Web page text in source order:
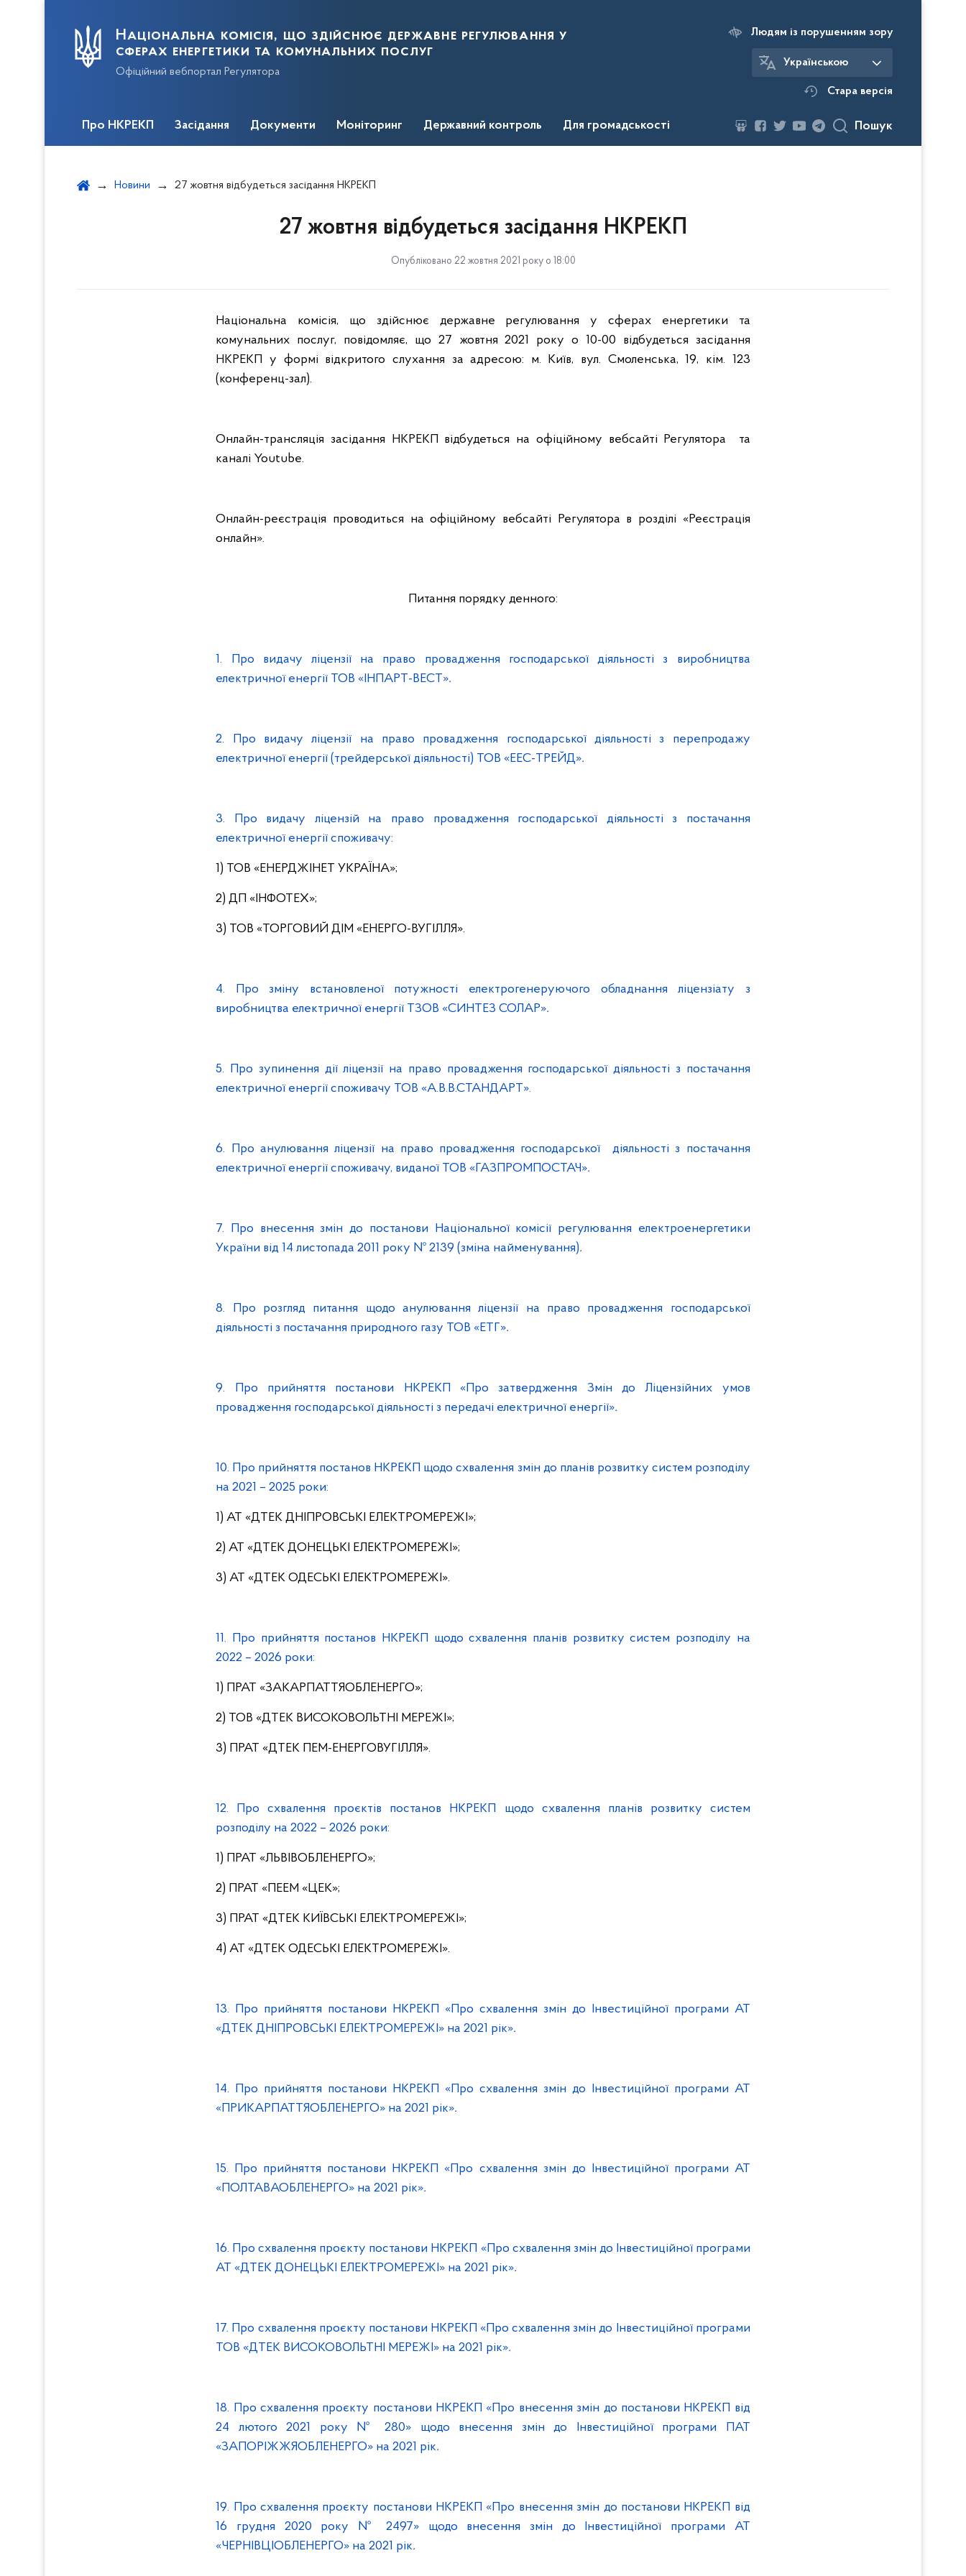
Національна комісія, що здійснює державне регулювання у
сферах енергетики та комунальних послуг
Офіційний вебпортал Регулятора
Людям із порушенням зору
Українською
Стара версія
Про НКРЕКП Засідання Документи Моніторинг Державний контроль Для громадськості Пошук
Новини 27 жовтня відбудеться засідання НКРЕКП
27 жовтня відбудеться засідання НКРЕКП
Опубліковано 22 жовтня 2021 року о 18:00
Національна комісія, що здійснює державне регулювання у сферах енергетики та
комунальних послуг, повідомляє, що 27 жовтня 2021 року о 10-00 відбудеться засідання
НКРЕКП у формі відкритого слухання за адресою: м. Київ, вул. Смоленська, 19, кім. 123
(конференц-зал).
Онлайн-трансляція засідання НКРЕКП відбудеться на офіційному вебсайті Регулятора та
каналі Youtube.
Онлайн-реєстрація проводиться на офіційному вебсайті Регулятора в розділі «Реєстрація
онлайн».
Питання порядку денного:
1. Про видачу ліцензії на право провадження господарської діяльності з виробництва
електричної енергії ТОВ «ІНПАРТ-ВЕСТ».
2. Про видачу ліцензії на право провадження господарської діяльності з перепродажу
електричної енергії (трейдерської діяльності) ТОВ «ЕЕС-ТРЕЙД».
3. Про видачу ліцензій на право провадження господарської діяльності з постачання
електричної енергії споживачу:
1) ТОВ «ЕНЕРДЖІНЕТ УКРАЇНА»;
2) ДП «ІНФОТЕХ»;
3) ТОВ «ТОРГОВИЙ ДІМ «ЕНЕРГО-ВУГІЛЛЯ».
4. Про зміну встановленої потужності електрогенеруючого обладнання ліцензіату з
виробництва електричної енергії ТЗОВ «СИНТЕЗ СОЛАР».
5. Про зупинення дії ліцензії на право провадження господарської діяльності з постачання
електричної енергії споживачу ТОВ «А.В.В.СТАНДАРТ».
6. Про анулювання ліцензії на право провадження господарської діяльності з постачання
електричної енергії споживачу, виданої ТОВ «ГАЗПРОМПОСТАЧ».
7. Про внесення змін до постанови Національної комісії регулювання електроенергетики
України від 14 листопада 2011 року № 2139 (зміна найменування).
8. Про розгляд питання щодо анулювання ліцензії на право провадження господарської
діяльності з постачання природного газу ТОВ «ЕТГ».
9. Про прийняття постанови НКРЕКП «Про затвердження Змін до Ліцензійних умов
провадження господарської діяльності з передачі електричної енергії».
10. Про прийняття постанов НКРЕКП щодо схвалення змін до планів розвитку систем розподілу
на 2021 – 2025 роки:
1) АТ «ДТЕК ДНІПРОВСЬКІ ЕЛЕКТРОМЕРЕЖІ»;
2) АТ «ДТЕК ДОНЕЦЬКІ ЕЛЕКТРОМЕРЕЖІ»;
3) АТ «ДТЕК ОДЕСЬКІ ЕЛЕКТРОМЕРЕЖІ».
11. Про прийняття постанов НКРЕКП щодо схвалення планів розвитку систем розподілу на
2022 – 2026 роки:
1) ПРАТ «ЗАКАРПАТТЯОБЛЕНЕРГО»;
2) ТОВ «ДТЕК ВИСОКОВОЛЬТНІ МЕРЕЖІ»;
3) ПРАТ «ДТЕК ПЕМ-ЕНЕРГОВУГІЛЛЯ».
12. Про схвалення проєктів постанов НКРЕКП щодо схвалення планів розвитку систем
розподілу на 2022 – 2026 роки:
1) ПРАТ «ЛЬВІВОБЛЕНЕРГО»;
2) ПРАТ «ПЕЕМ «ЦЕК»;
3) ПРАТ «ДТЕК КИЇВСЬКІ ЕЛЕКТРОМЕРЕЖІ»;
4) АТ «ДТЕК ОДЕСЬКІ ЕЛЕКТРОМЕРЕЖІ».
13. Про прийняття постанови НКРЕКП «Про схвалення змін до Інвестиційної програми АТ
«ДТЕК ДНІПРОВСЬКІ ЕЛЕКТРОМЕРЕЖІ» на 2021 рік».
14. Про прийняття постанови НКРЕКП «Про схвалення змін до Інвестиційної програми АТ
«ПРИКАРПАТТЯОБЛЕНЕРГО» на 2021 рік».
15. Про прийняття постанови НКРЕКП «Про схвалення змін до Інвестиційної програми АТ
«ПОЛТАВАОБЛЕНЕРГО» на 2021 рік».
16. Про схвалення проєкту постанови НКРЕКП «Про схвалення змін до Інвестиційної програми
АТ «ДТЕК ДОНЕЦЬКІ ЕЛЕКТРОМЕРЕЖІ» на 2021 рік».
17. Про схвалення проєкту постанови НКРЕКП «Про схвалення змін до Інвестиційної програми
ТОВ «ДТЕК ВИСОКОВОЛЬТНІ МЕРЕЖІ» на 2021 рік».
18. Про схвалення проєкту постанови НКРЕКП «Про внесення змін до постанови НКРЕКП від
24 лютого 2021 року № 280» щодо внесення змін до Інвестиційної програми ПАТ
«ЗАПОРІЖЖЯОБЛЕНЕРГО» на 2021 рік.
19. Про схвалення проєкту постанови НКРЕКП «Про внесення змін до постанови НКРЕКП від
16 грудня 2020 року № 2497» щодо внесення змін до Інвестиційної програми АТ
«ЧЕРНІВЦІОБЛЕНЕРГО» на 2021 рік.